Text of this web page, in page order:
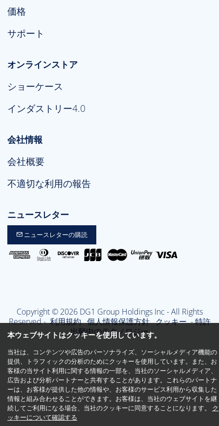
価格
サポート
オンラインストア
ショーケース
インダストリー4.0
会社情報
会社概要
不適切な利用の報告
ニュースレター
ニュースレターの購読
Copyright © 2026 DG1 Group Holdings Inc - All Rights
Reserved -利用規約 個人情報保護方針 クッキー- 特許
出願中のテクノロジー
本ウェブサイトはクッキーを使用しています。
当社は、コンテンツや広告のパーソナライズ、ソーシャルメディア機能の
提供、トラフィックの分析のためにクッキーを使用しています。また、お
客様の当サイト利用に関する情報の一部を、当社のソーシャルメディア、
広告および分析パートナーと共有することがあります。これらのパートナ
ーは、お客様が提供した他の情報や、お客様のサービス利用から収集した
情報と組み合わせることができます。お客様は、当社のウェブサイトを継
続してご利用になる場合、当社のクッキーに同意することになります。 ク
ッキーについて確認する